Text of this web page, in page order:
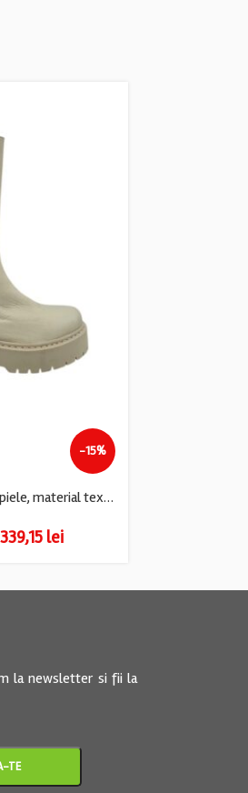
-15%
Cizme dama Bianco, piele, material textil, bej
339,15 lei
la newsletter si fii la